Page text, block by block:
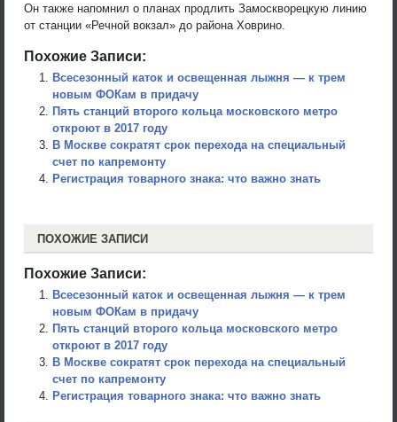
Он также напомнил о планах продлить Замоскворецкую линию
от станции «Речной вокзал» до района Ховрино.
Похожие Записи:
Всесезонный каток и освещенная лыжня — к трем
новым ФОКам в придачу
Пять станций второго кольца московского метро
откроют в 2017 году
В Москве сократят срок перехода на специальный
счет по капремонту
Регистрация товарного знака: что важно знать
ПОХОЖИЕ ЗАПИСИ
Похожие Записи:
Всесезонный каток и освещенная лыжня — к трем
новым ФОКам в придачу
Пять станций второго кольца московского метро
откроют в 2017 году
В Москве сократят срок перехода на специальный
счет по капремонту
Регистрация товарного знака: что важно знать